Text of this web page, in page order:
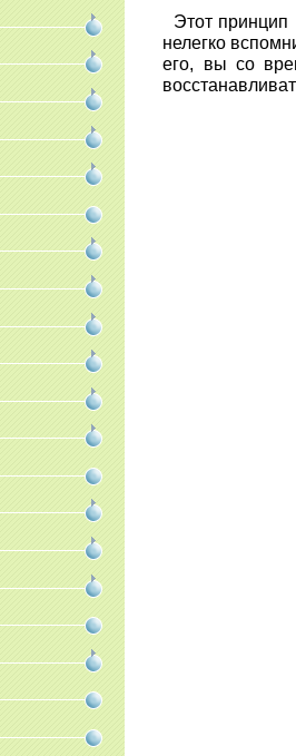
Этот
нелегко
его, вы со